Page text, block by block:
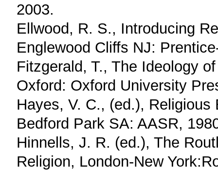
2003.
Ellwood, R. S., Introducing
Englewood Cliffs NJ:
Fitzgerald, T., The Ideology
Oxford: Oxford University
Hayes, V. C., (ed.),
Bedford Park SA: AASR,
Hinnells, J. R. (ed.), The
Religion, London-New